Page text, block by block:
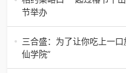
生产原油585.86万吨，天
节举办
相约梨峪口 一起过椿节丨
节举办济南电（记者 瑞夫
香椿文化旅游节暨党建
三合盛：为了让你吃上一
仙学院”
三合盛：为了让你吃上一